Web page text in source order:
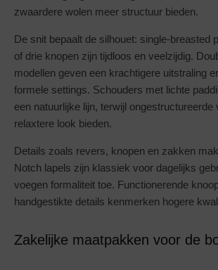
zwaardere wolen meer structuur bieden.
De snit bepaalt de silhouet: single-breasted
of drie knopen zijn tijdloos en veelzijdig.
modellen geven een krachtigere uitstraling
formele settings. Schouders met lichte
een natuurlijke lijn, terwijl ongestructureerde
relaxtere look bieden.
Details zoals revers, knopen en zakken
Notch lapels zijn klassiek voor dagelijks
voegen formaliteit toe. Functionerende
handgestikte details kenmerken hogere
Zakelijke maatpakken voor de